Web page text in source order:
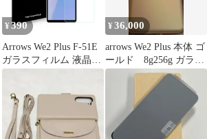
¥ 390
Arrows We2 Plus F-51E
ガラスフィルム 液晶保
護 旭硝子製 飛散防止
0.3mm
¥36,000
arrows We2 Plus 本体 ゴ
ールド 8g256g ガラス
フィルム付き